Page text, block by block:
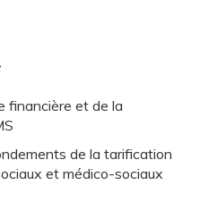
financière et de la
de la tarification
et médico-sociaux